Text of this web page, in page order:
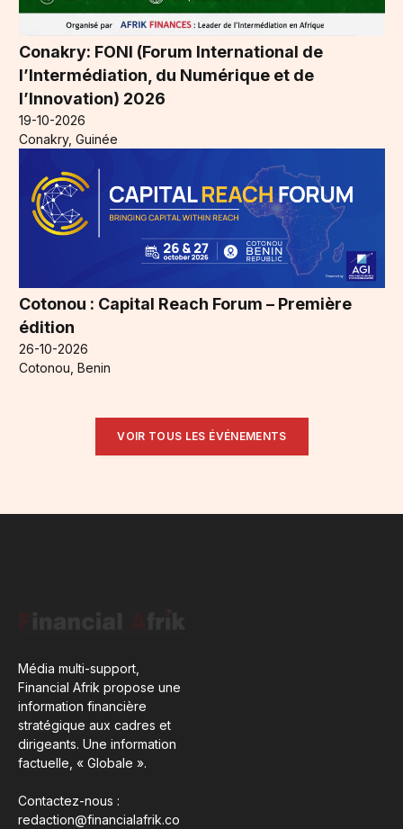
Conakry: FONI (Forum International de
l’Intermédiation, du Numérique et de
l’Innovation) 2026
19-10-2026
Conakry, Guinée
Cotonou : Capital Reach Forum – Première
édition
26-10-2026
Cotonou, Benin
VOIR TOUS LES ÉVÉNEMENTS
Média multi-support,
Financial Afrik propose une
information financière
stratégique aux cadres et
dirigeants. Une information
factuelle, « Globale ».
Contactez-nous :
redaction@financialafrik.co